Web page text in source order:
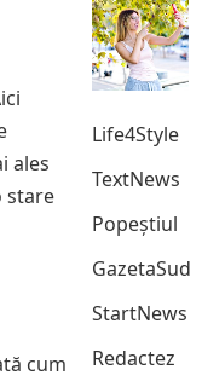
ales
stare
cum
Life4Style
TextNews
Popeștiul
GazetaSud
StartNews
Redactez